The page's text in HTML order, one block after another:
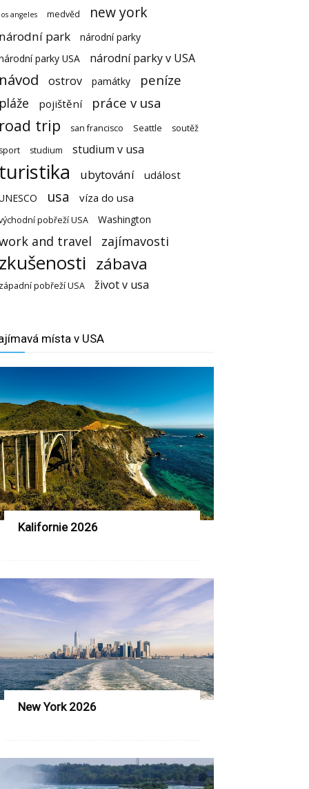
angeles medvěd new york
park
národní parky
parky USA
národní parky v USA
ostrov památky peníze
pojištění práce v usa
trip san francisco Seattle
soutěž
studium studium v usa
ubytování událost
usa víza do usa
pobřeží USA Washington
and travel zajímavosti
zábava
pobřeží USA život v usa
místa v USA
Kalifornie 2026
New York 2026